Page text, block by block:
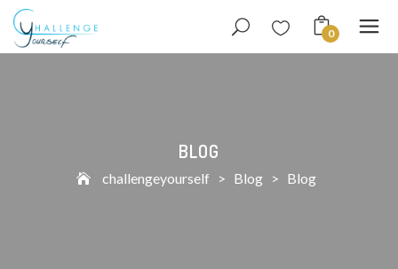
0
BLOG
challengeyourself > Blog > Blog